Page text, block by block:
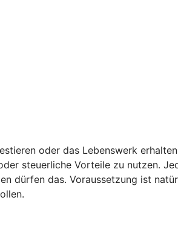
oder das Lebenswerk
steuerliche Vorteile zu nutzen.
dürfen das. Voraussetzung ist